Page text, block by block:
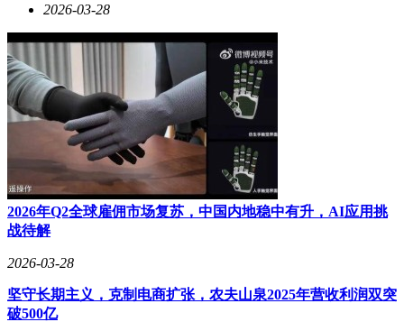
2026-03-28
2026年Q2全球雇佣市场复苏，中国内地稳中有升，AI应用挑
战待解
2026-03-28
坚守长期主义，克制电商扩张，农夫山泉2025年营收利润双突
破500亿